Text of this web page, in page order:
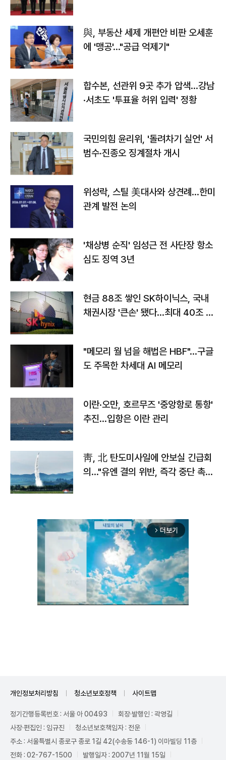
與, 부동산 세제 개편안 비판 오세훈
에 '맹공'…"공급 억제기"
합수본, 선관위 9곳 추가 압색…강남
·서초도 '투표율 허위 입력' 정황
국민의힘 윤리위, '돌려차기 실언' 서
범수·진종오 징계절차 개시
위성락, 스틸 美대사와 상견례…한미
관계 발전 논의
'채상병 순직' 임성근 전 사단장 항소
심도 징역 3년
현금 88조 쌓인 SK하이닉스, 국내
채권시장 '큰손' 됐다…최대 40조 투
"메모리 월 넘을 해법은 HBF"…구글
도 주목한 차세대 AI 메모리
이란·오만, 호르무즈 '중앙항로 통항'
추진…입항은 이란 관리
靑, 北 탄도미사일에 안보실 긴급회
의…"유엔 결의 위반, 즉각 중단 촉
arrow_forward_ios 더보기
개인정보처리방침 청소년보호정책 사이트맵
정기간행등록번호 : 서울 아 00493
회장·발행인 : 곽영길
사장·편집인 : 임규진
청소년보호책임자 : 전운
주소 : 서울특별시 종로구 종로 1길 42(수송동 146-1) 이마빌딩 11층
전화 : 02-767-1500
발행일자 : 2007년 11월 15일